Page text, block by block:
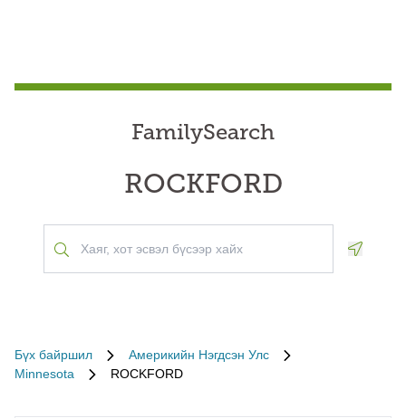
FamilySearch
ROCKFORD
Бүх байршил
Америкийн Нэгдсэн Улс
Minnesota
ROCKFORD